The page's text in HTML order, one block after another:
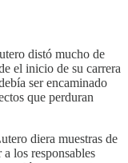
distó mucho de
el inicio de su carrera
ser encaminado
que perduran
diera muestras de
los responsables